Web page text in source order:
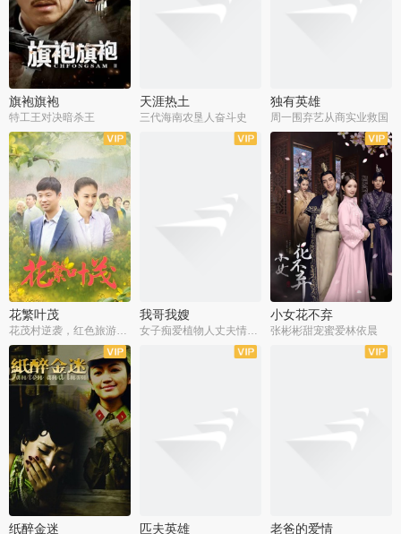
旗袍旗袍
特工王对决暗杀王
天涯热土
三代海南农垦人奋斗史
独有英雄
周一围弃艺从商实业救国
全34集
花繁叶茂
花茂村逆袭，红色旅游出圈
我哥我嫂
女子痴爱植物人丈夫情定一生
全51集
小女花不弃
张彬彬甜宠蜜爱林依晨
全42集
纸醉金迷 匹夫英雄 老爸的爱情